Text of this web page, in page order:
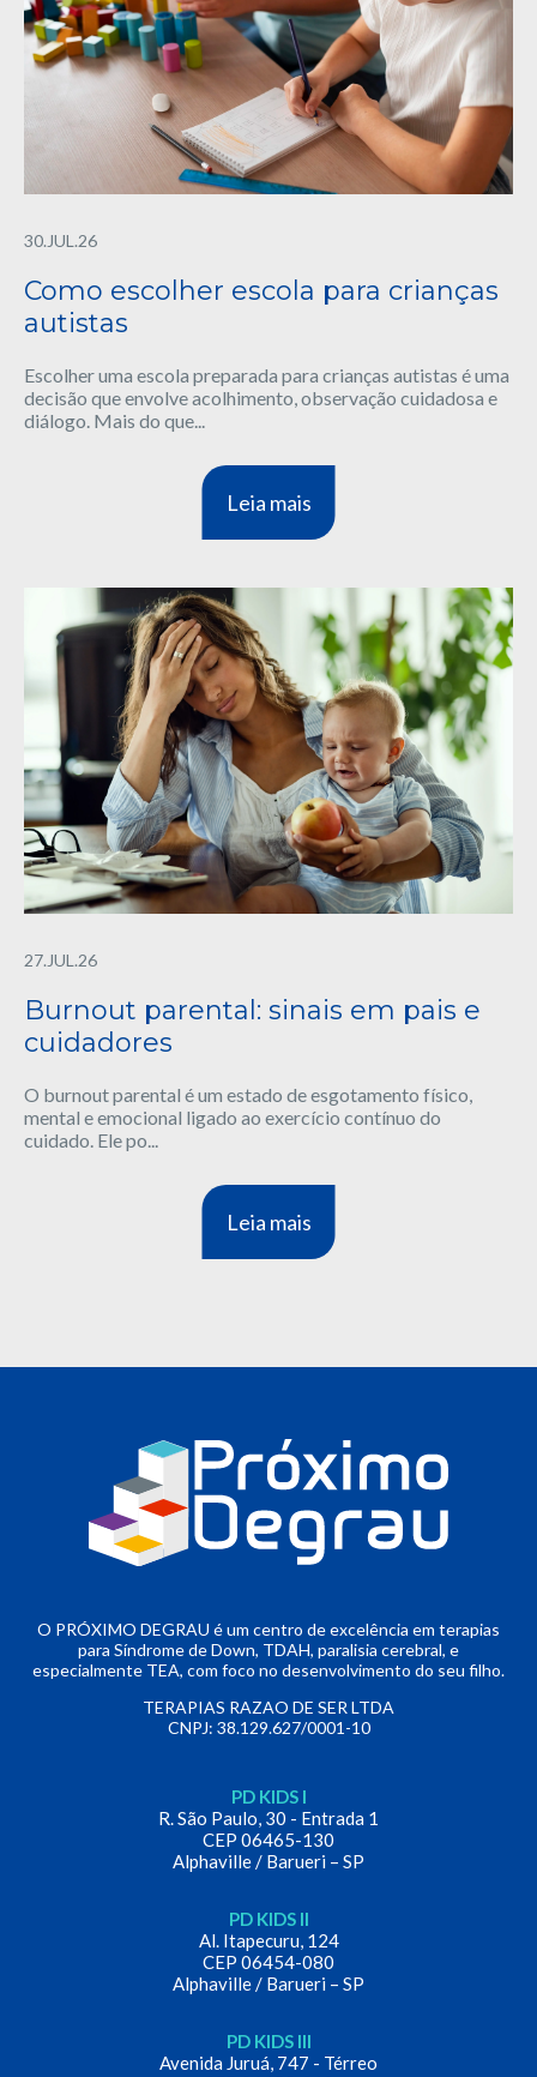
30.JUL.26
Como escolher escola para crianças
autistas
Escolher uma escola preparada para crianças autistas é uma
decisão que envolve acolhimento, observação cuidadosa e
diálogo. Mais do que...
Leia mais
27.JUL.26
Burnout parental: sinais em pais e
cuidadores
O burnout parental é um estado de esgotamento físico,
mental e emocional ligado ao exercício contínuo do
cuidado. Ele po...
Leia mais
O PRÓXIMO DEGRAU é um centro de excelência em terapias
para Síndrome de Down, TDAH, paralisia cerebral, e
especialmente TEA, com foco no desenvolvimento do seu filho.
TERAPIAS RAZAO DE SER LTDA
CNPJ: 38.129.627/0001-10
PD KIDS I
R. São Paulo, 30 - Entrada 1
CEP 06465-130
Alphaville / Barueri – SP
PD KIDS II
Al. Itapecuru, 124
CEP 06454-080
Alphaville / Barueri – SP
PD KIDS III
Avenida Juruá, 747 - Térreo